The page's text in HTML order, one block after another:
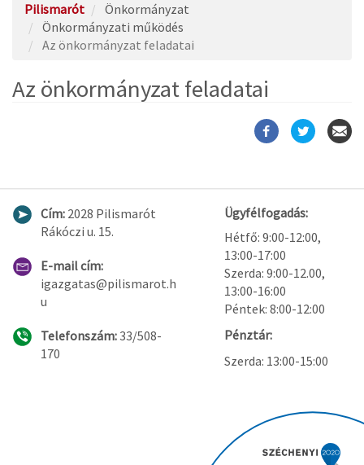
Pilismarót
Önkormányzat
Önkormányzati működés
Az önkormányzat feladatai
Az önkormányzat feladatai
Cím: 2028 Pilismarót
Rákóczi u. 15.
E-mail cím:
igazgatas@pilismarot.h
u
Telefonszám:33/508-
170
Ügyfélfogadás:
Hétfő: 9:00-12:00,
13:00-17:00
Szerda: 9:00-12.00,
13:00-16:00
Péntek: 8:00-12:00
Pénztár:
Szerda: 13:00-15:00